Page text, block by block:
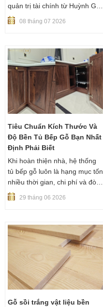
quản trị tài chính từ Huỳnh Gia
Mộc
08 tháng 07 2026
Tiêu Chuẩn Kích Thước Và
Độ Bền Tủ Bếp Gỗ Bạn Nhất
Định Phải Biết
Khi hoàn thiện nhà, hệ thống
tủ bếp gỗ luôn là hạng mục tốn
nhiều thời gian, chi phí và đòi
hỏi sự tỉ mỉ nhất.
29 tháng 06 2026
Gỗ sồi trắng vật liệu bền